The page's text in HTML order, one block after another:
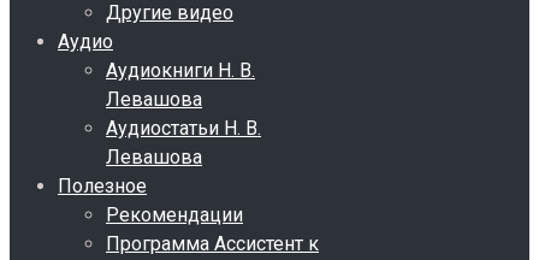
Другие видео
Аудио
Аудиокниги Н. В.
Левашова
Аудиостатьи Н. В.
Левашова
Полезное
Рекомендации
Программа Ассистент к